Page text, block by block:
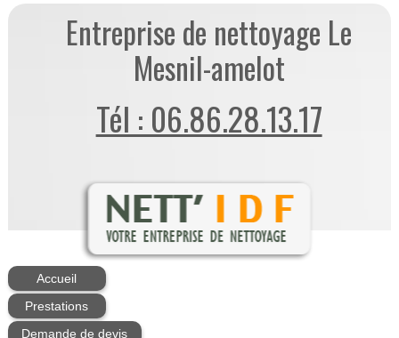
Entreprise de nettoyage Le
Mesnil-amelot
Tél : 06.86.28.13.17
Accueil
Prestations
Demande de devis